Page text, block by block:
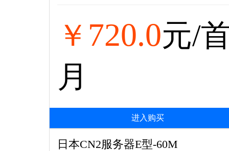
￥ 720.0元/
月
进入购买
日本CN2服务器E型-60M